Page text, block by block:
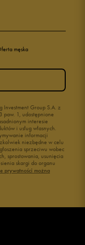
męska
Investment Group S.A. z
1, udostępnione
interesie
i usług własnych.
informacji
niezbędne w celu
sprzeciwu wobec
sprostowania, usunięcia
skargi do organu
prywatności można